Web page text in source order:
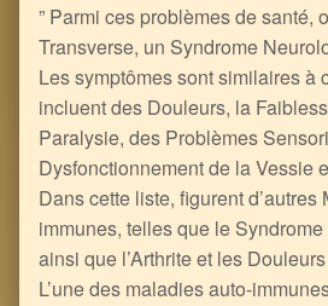
” Parmi ces problèmes de santé,
Transverse, un Syndrome
Les symptômes sont similaires à
incluent des Douleurs, la
Paralysie, des Problèmes
Dysfonctionnement de la Vessie
Dans cette liste, figurent d’autres
immunes, telles que le
ainsi que l’Arthrite et les
L’une des maladies auto-